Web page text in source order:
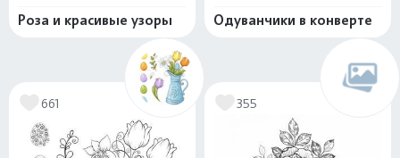
Роза и красивые узоры Одуванчики в конверте
661 355